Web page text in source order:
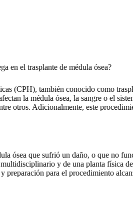
en el trasplante de médula ósea?
(CPH), también conocido como
la médula ósea, la sangre o el
otros. Adicionalmente, este
ósea que sufrió un daño, o que no
y de una planta física
preparación para el procedimiento